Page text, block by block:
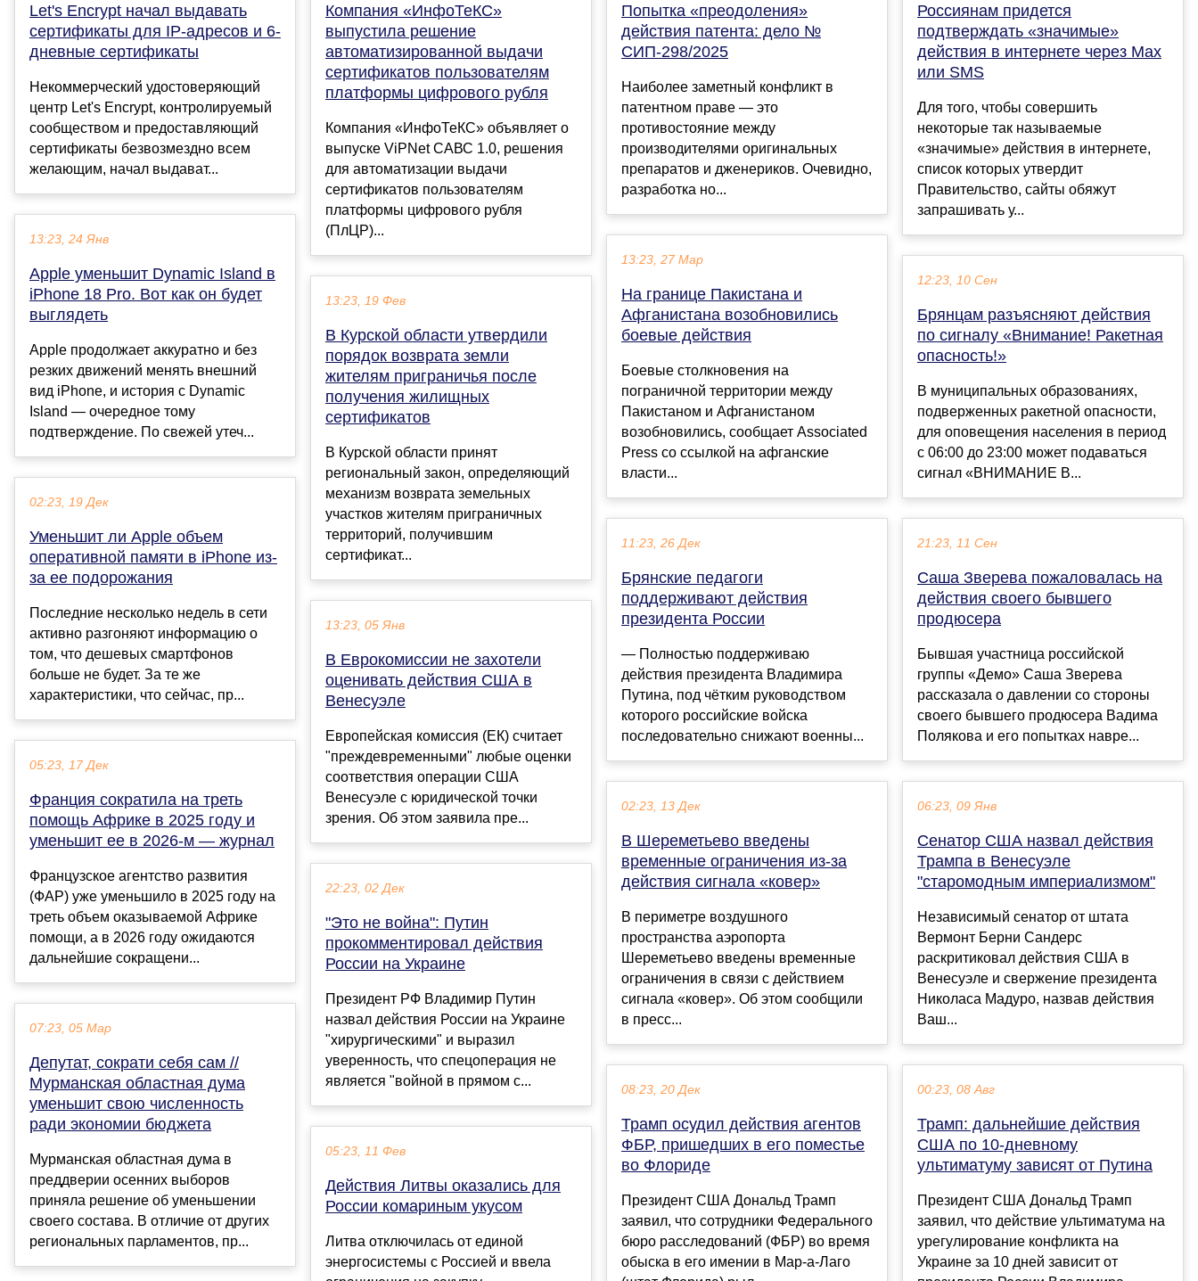
Let's Encrypt начал выдавать
сертификаты для IP-адресов и 6-
дневные сертификаты
Некоммерческий удостоверяющий
центр Let's Encrypt, контролируемый
сообществом и предоставляющий
сертификаты безвозмездно всем
желающим, начал выдават...
13:23, 24 Янв
Apple уменьшит Dynamic Island в
iPhone 18 Pro. Вот как он будет
выглядеть
Apple продолжает аккуратно и без
резких движений менять внешний
вид iPhone, и история с Dynamic
Island — очередное тому
подтверждение. По свежей утеч...
02:23, 19 Дек
Уменьшит ли Apple объем
оперативной памяти в iPhone из-
за ее подорожания
Последние несколько недель в сети
активно разгоняют информацию о
том, что дешевых смартфонов
больше не будет. За те же
характеристики, что сейчас, пр...
05:23, 17 Дек
Франция сократила на треть
помощь Африке в 2025 году и
уменьшит ее в 2026-м — журнал
Французское агентство развития
(ФАР) уже уменьшило в 2025 году на
треть объем оказываемой Африке
помощи, а в 2026 году ожидаются
дальнейшие сокращени...
07:23, 05 Мар
Депутат, сократи себя сам //
Мурманская областная дума
уменьшит свою численность
ради экономии бюджета
Мурманская областная дума в
преддверии осенних выборов
приняла решение об уменьшении
своего состава. В отличие от других
региональных парламентов, пр...
Компания «ИнфоТеКС»
выпустила решение
автоматизированной выдачи
сертификатов пользователям
платформы цифрового рубля
Компания «ИнфоТеКС» объявляет о
выпуске ViPNet САВС 1.0, решения
для автоматизации выдачи
сертификатов пользователям
платформы цифрового рубля
(ПлЦР)...
13:23, 19 Фев
В Курской области утвердили
порядок возврата земли
жителям приграничья после
получения жилищных
сертификатов
В Курской области принят
региональный закон, определяющий
механизм возврата земельных
участков жителям приграничных
территорий, получившим
сертификат...
13:23, 05 Янв
В Еврокомиссии не захотели
оценивать действия США в
Венесуэле
Европейская комиссия (ЕК) считает
"преждевременными" любые оценки
соответствия операции США
Венесуэле с юридической точки
зрения. Об этом заявила пре...
22:23, 02 Дек
"Это не война": Путин
прокомментировал действия
России на Украине
Президент РФ Владимир Путин
назвал действия России на Украине
"хирургическими" и выразил
уверенность, что спецоперация не
является "войной в прямом с...
05:23, 11 Фев
Действия Литвы оказались для
России комариным укусом
Литва отключилась от единой
энергосистемы с Россией и ввела
Попытка «преодоления»
действия патента: дело №
СИП-298/2025
Наиболее заметный конфликт в
патентном праве — это
противостояние между
производителями оригинальных
препаратов и дженериков. Очевидно,
разработка но...
13:23, 27 Мар
На границе Пакистана и
Афганистана возобновились
боевые действия
Боевые столкновения на
пограничной территории между
Пакистаном и Афганистаном
возобновились, сообщает Associated
Press со ссылкой на афганские
власти...
11:23, 26 Дек
Брянские педагоги
поддерживают действия
президента России
— Полностью поддерживаю
действия президента Владимира
Путина, под чётким руководством
которого российские войска
последовательно снижают военны...
02:23, 13 Дек
В Шереметьево введены
временные ограничения из-за
действия сигнала «ковер»
В периметре воздушного
пространства аэропорта
Шереметьево введены временные
ограничения в связи с действием
сигнала «ковер». Об этом сообщили
в пресс...
08:23, 20 Дек
Трамп осудил действия агентов
ФБР, пришедших в его поместье
во Флориде
Президент США Дональд Трамп
заявил, что сотрудники Федерального
бюро расследований (ФБР) во время
обыска в его имении в Мар-а-Лаго
Россиянам придется
подтверждать «значимые»
действия в интернете через Max
или SMS
Для того, чтобы совершить
некоторые так называемые
«значимые» действия в интернете,
список которых утвердит
Правительство, сайты обяжут
запрашивать у...
12:23, 10 Сен
Брянцам разъясняют действия
по сигналу «Внимание! Ракетная
опасность!»
В муниципальных образованиях,
подверженных ракетной опасности,
для оповещения населения в период
с 06:00 до 23:00 может подаваться
сигнал «ВНИМАНИЕ В...
21:23, 11 Сен
Саша Зверева пожаловалась на
действия своего бывшего
продюсера
Бывшая участница российской
группы «Демо» Саша Зверева
рассказала о давлении со стороны
своего бывшего продюсера Вадима
Полякова и его попытках навре...
06:23, 09 Янв
Сенатор США назвал действия
Трампа в Венесуэле
"старомодным империализмом"
Независимый сенатор от штата
Вермонт Берни Сандерс
раскритиковал действия США в
Венесуэле и свержение президента
Николаса Мадуро, назвав действия
Ваш...
00:23, 08 Авг
Трамп: дальнейшие действия
США по 10-дневному
ультиматуму зависят от Путина
Президент США Дональд Трамп
заявил, что действие ультиматума на
урегулирование конфликта на
Украине за 10 дней зависит от